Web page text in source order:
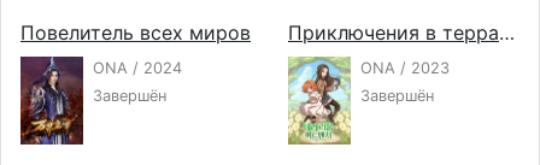
Повелитель всех миров
ONA / 2024
Завершён
Приключения в террариуме
ONA / 2023
Завершён